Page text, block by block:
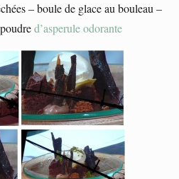
– boule de glace au bouleau –
d’asperule odorante